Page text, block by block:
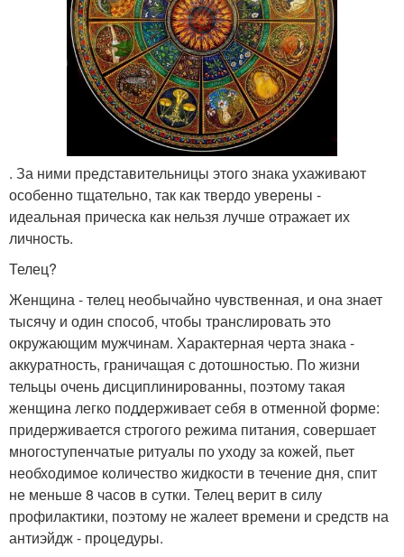
. За ними представительницы этого знака ухаживают
особенно тщательно, так как твердо уверены -
идеальная прическа как нельзя лучше отражает их
личность.
Телец?
Женщина - телец необычайно чувственная, и она знает
тысячу и один способ, чтобы транслировать это
окружающим мужчинам. Характерная черта знака -
аккуратность, граничащая с дотошностью. По жизни
тельцы очень дисциплинированны, поэтому такая
женщина легко поддерживает себя в отменной форме:
придерживается строгого режима питания, совершает
многоступенчатые ритуалы по уходу за кожей, пьет
необходимое количество жидкости в течение дня, спит
не меньше 8 часов в сутки. Телец верит в силу
профилактики, поэтому не жалеет времени и средств на
антиэйдж - процедуры.